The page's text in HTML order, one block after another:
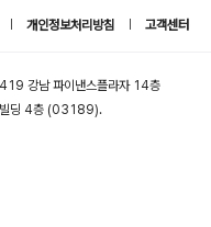
개인정보처리방침 고객센터
강남 파이낸스플라자 14층
빌딩 4층 (03189).